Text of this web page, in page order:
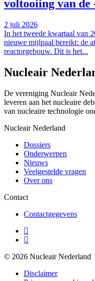
voltooiing van de
2 juli 2026
In het tweede kwartaal van
nieuwe mijlpaal bereikt: de
reactorgebouw. Dit is het...
Nucleair
De vereniging Nucleair
leveren aan het nucleaire
van nucleaire technologie
Nucleair Nederland
Dossiers
Onderwerpen
Nieuws
Veelgestelde vragen
Over ons
Contact
Contactgegevens
© 2026 Nucleair Nederland
Disclaimer